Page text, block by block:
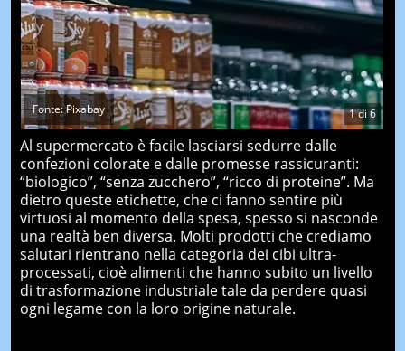
1di6
Fonte: Pixabay
Al supermercato è facile lasciarsi sedurre dalle
confezioni colorate e dalle promesse rassicuranti:
“biologico”, “senza zucchero”, “ricco di proteine”. Ma
dietro queste etichette, che ci fanno sentire più
virtuosi al momento della spesa, spesso si nasconde
una realtà ben diversa. Molti prodotti che crediamo
salutari rientrano nella categoria dei cibi ultra-
processati, cioè alimenti che hanno subito un livello
di trasformazione industriale tale da perdere quasi
ogni legame con la loro origine naturale.